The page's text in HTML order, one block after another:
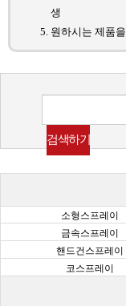
생
원하시는 제품
소형스프레이
금속스프레이
핸드건스프레이
코스프레이